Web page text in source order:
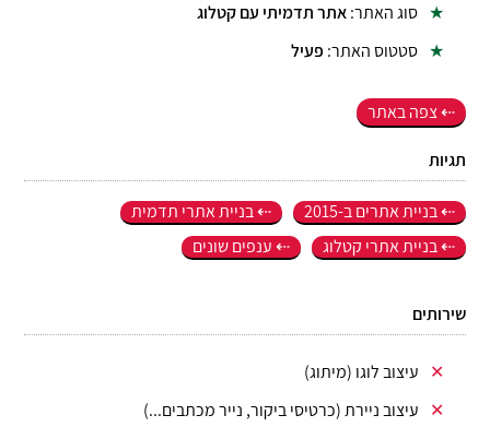
סוג האתר:אתר תדמיתי עם קטלוג
סטטוס האתר: פעיל
צפה באתר
תגיות
בניית אתרים ב-2015
בניית אתרי תדמית
בניית אתרי קטלוג
ענפים שונים
שירותים
עיצוב לוגו (מיתוג)
עיצוב ניירת (כרטיסי ביקור, נייר מכתבים...)